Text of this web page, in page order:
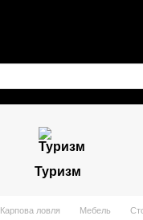
Туризм
Карпова ловля Мебель